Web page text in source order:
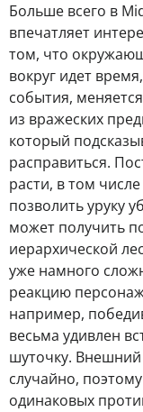
Больше всего в
впечатляет
том, что
вокруг идет
события,
из вражеских
который
расправиться.
расти, в том
позволить уруку
может получить
иерархической
уже намного
реакцию
например,
весьма удивлен
шуточку. Внешний
случайно,
одинаковых